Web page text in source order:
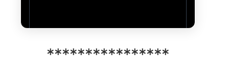
****************